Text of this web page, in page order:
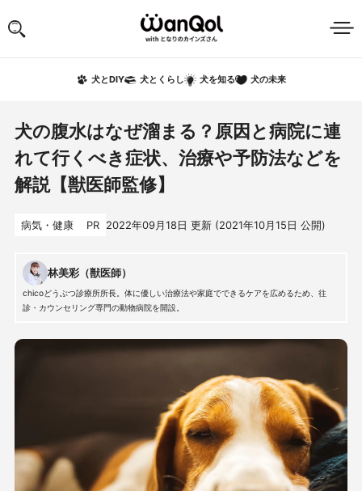
犬とDIY 犬とくらし 犬を知る 犬の未来
犬の腹水はなぜ溜まる？原因と病院に連
れて行くべき症状、治療や予防法などを
解説【獣医師監修】
病気・健康 PR 2022年09月18日 更新 (2021年10月15日 公開)
林美彩（獣医師）
chicoどうぶつ診療所所長。体に優しい治療法や家庭でできるケアを広めるため、往
診・カウンセリング専門の動物病院を開設。